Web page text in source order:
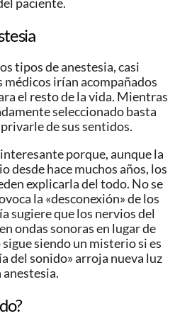
paciente.
tipos de anestesia, casi
irían acompañados
el resto de la vida. Mientras
seleccionado basta
de sus sentidos.
porque, aunque la
desde hace muchos años, los
explicarla del todo. No se
la «desconexión» de los
sugiere que los nervios del
ondas sonoras en lugar de
siendo un misterio si es
del sonido» arroja nueva luz